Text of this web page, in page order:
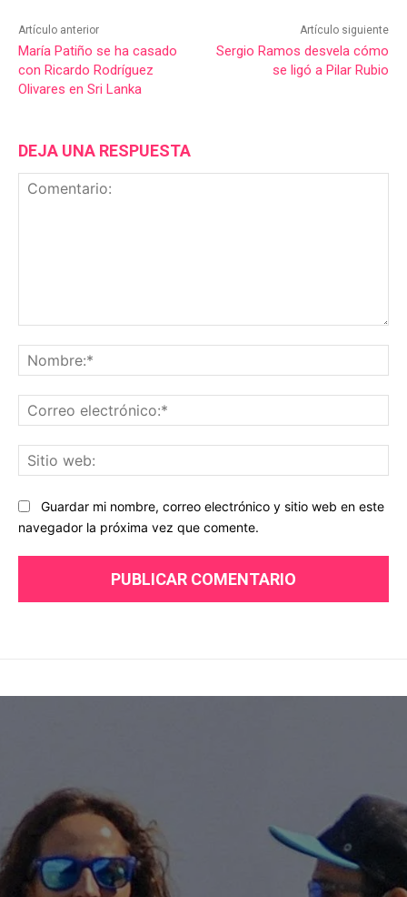
Artículo anterior
María Patiño se ha casado
con Ricardo Rodríguez
Olivares en Sri Lanka
Artículo siguiente
Sergio Ramos desvela cómo
se ligó a Pilar Rubio
DEJA UNA RESPUESTA
Guardar mi nombre, correo electrónico y sitio web en este
navegador la próxima vez que comente.